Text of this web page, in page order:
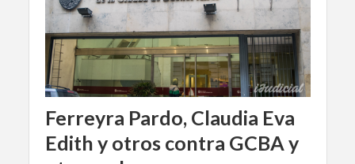
Ferreyra Pardo, Claudia Eva
Edith y otros contra GCBA y